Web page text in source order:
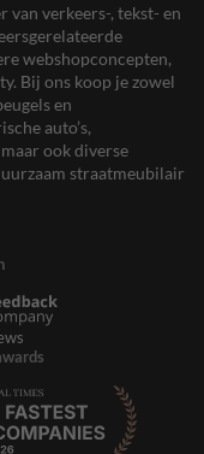
van verkeers-, tekst- en
webshopconcepten,
Bij ons koop je zowel
en
auto’s,
ook diverse
straatmeubilair